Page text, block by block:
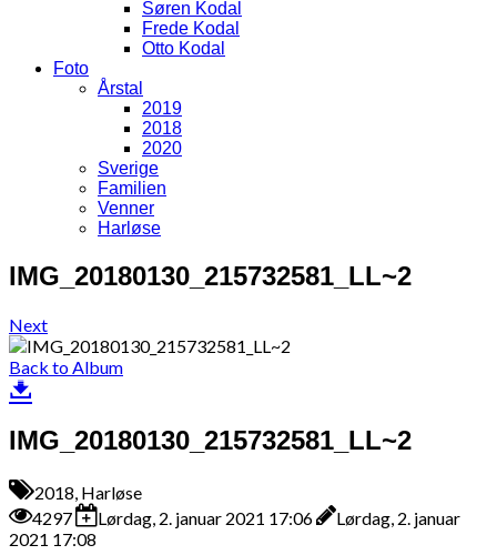
Søren Kodal
Frede Kodal
Otto Kodal
Foto
Årstal
2019
2018
2020
Sverige
Familien
Venner
Harløse
IMG_20180130_215732581_LL~2
Next
Back to Album
IMG_20180130_215732581_LL~2
2018, Harløse
4297
Lørdag, 2. januar 2021 17:06
Lørdag, 2. januar
2021 17:08